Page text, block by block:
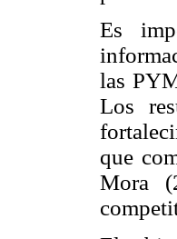
Es
las
Los
que
Mora